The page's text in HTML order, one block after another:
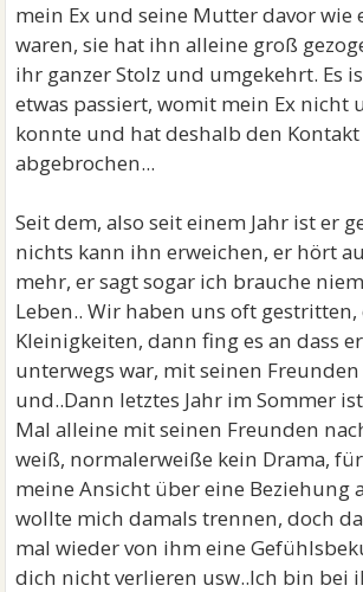
mein Ex und seine Mutter davor wie
waren, sie hat ihn alleine groß
ihr ganzer Stolz und umgekehrt. Es
etwas passiert, womit mein Ex nicht
konnte und hat deshalb den
abgebrochen...
Seit dem, also seit einem Jahr ist er
nichts kann ihn erweichen, er hört
mehr, er sagt sogar ich brauche
Leben.. Wir haben uns oft gestritten,
Kleinigkeiten, dann fing es an dass
unterwegs war, mit seinen
und..Dann letztes Jahr im Sommer
Mal alleine mit seinen Freunden
weiß, normalerweiße kein Drama,
meine Ansicht über eine Beziehung
wollte mich damals trennen, doch
mal wieder von ihm eine
dich nicht verlieren usw..Ich bin bei